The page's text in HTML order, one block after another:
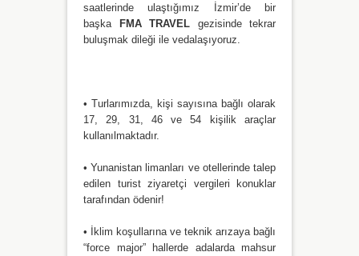
saatlerinde ulaştığımız İzmir’de bir
başka FMA TRAVEL gezisinde tekrar
buluşmak dileği ile vedalaşıyoruz.
• Turlarımızda, kişi sayısına bağlı olarak
17, 29, 31, 46 ve 54 kişilik araçlar
kullanılmaktadır.
• Yunanistan limanları ve otellerinde talep
edilen turist ziyaretçi vergileri konuklar
tarafından ödenir!
• İklim koşullarına ve teknik arızaya bağlı
“force major” hallerde adalarda mahsur